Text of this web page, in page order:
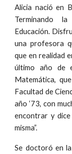
Alicia nació en
Terminando
Educación.
una profesora
que en realidad
último año de
Matemática,
Facultad de
año ‘73, con
encontrar y dice
misma”.
Se doctoró en